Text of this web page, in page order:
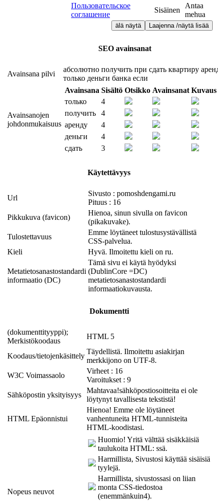
Пользовательское
соглашение
Sisäinen
Antaa
mehua
Laajenna /näytä lisää
älä näytä
SEO avainsanat
Avainsana pilvi
абсолютно получить при сдать квартиру
только деньги банка если
Avainsanojen
johdonmukaisuus
Avainsana Sisältö Otsikko Avainsanat Kuvaus
только
4
получить
4
аренду
4
деньги
4
сдать
3
Käytettävyys
Url
Sivusto : pomoshdengami.ru
Pituus : 16
Pikkukuva (favicon)
Hienoa, sinun sivulla on favicon
(pikakuvake).
Tulostettavuus
Emme löytäneet tulostusystävällistä
CSS-palvelua.
Kieli
Hyvä. Ilmoitettu kieli on ru.
Metatietosanastostandardi
informaatio (DC)
Tämä sivu ei käytä hyödyksi
(DublinCore =DC)
metatietosanastostandardi
informaatiokuvausta.
Dokumentti
(dokumenttityyppi);
Merkistökoodaus
HTML 5
Koodaus/tietojenkäsittely
Täydellistä. Ilmoitettu asiakirjan
merkkijono on UTF-8.
W3C Voimassaolo
Virheet : 16
Varoitukset : 9
Sähköpostin yksityisyys
Mahtavaa!sähköpostiosoitteita ei ole
löytynyt tavallisesta tekstistä!
HTML Epäonnistui
Hienoa! Emme ole löytäneet
vanhentuneita HTML-tunnisteita
HTML-koodistasi.
Nopeus neuvot
Huomio! Yritä välttää sisäkkäisiä
taulukoita HTML: ssä.
Harmillista, Sivustosi käyttää sisäisiä
tyylejä.
Harmillista, sivustossasi on liian
monta CSS-tiedostoa
(enemmänkuin4).